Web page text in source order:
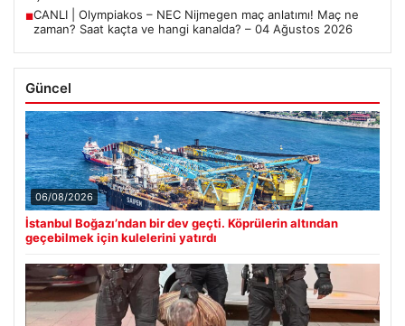
■CANLI | Olympiakos – NEC Nijmegen maç anlatımı! Maç ne
zaman? Saat kaçta ve hangi kanalda? – 04 Ağustos 2026
Güncel
06/08/2026
İstanbul Boğazı’ndan bir dev geçti. Köprülerin altından
geçebilmek için kulelerini yatırdı